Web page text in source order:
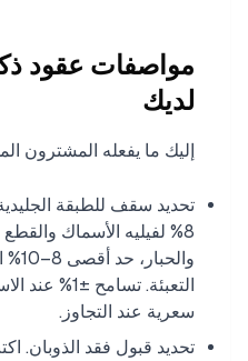
مواصفات عقود
لديك
إليك ما يفعله المشترون
التعبئة. تسامح
سعرية عند التجاوز.
تحديد قبول فقد الذوبان.